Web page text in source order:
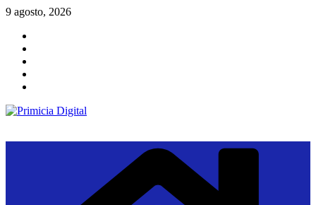
Saltar
contenido
9 agosto, 2026